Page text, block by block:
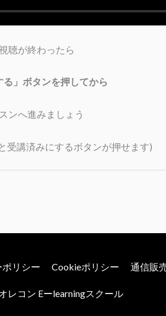
聴が終わったら
る」ボタンを押してから
ンへ進みましょう
受講済みにするボタンが押せます)
リシー Cookieポリシー 通信販
レコン Eーlearningスクール